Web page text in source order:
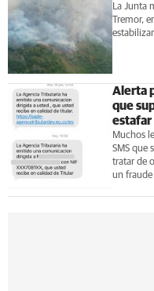
La Junta
Tremor,
Alerta
que
estafar
Muchos
SMS que
tratar de
un